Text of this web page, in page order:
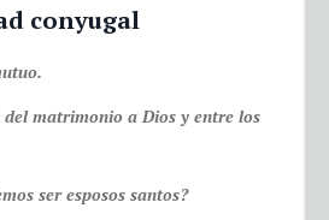
conyugal
del matrimonio a Dios y entre los
ser esposos santos?